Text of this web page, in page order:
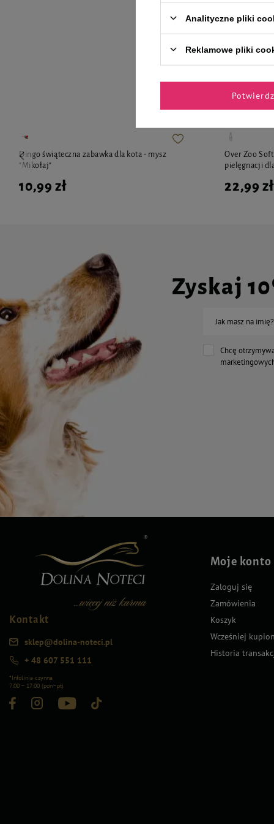
Zaufane
Dingo świąteczna zabawka dla kota - mysz
"Mikołaj"
10,99 zł
Over Zoo
pielęgnacji
22,99 zł
Zyskaj
Jak masz na imię?
Chcę
Kontakt
sklep@dolina-noteci.pl
+ 48 607 551 111
*Infolinia czynna
7:00 – 17:00 (pon–pt)
Moje konto
Zaloguj się
Zamówienia
Koszyk
Wcześniej
Historia
Analityczne pliki
Reklamowe pliki